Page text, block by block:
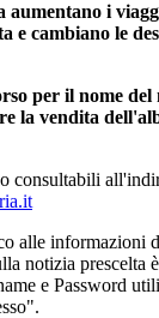
aumentano i
e cambiano le
per il nome del
la vendita
consultabili
alle informazioni
notizia prescelta
e Password